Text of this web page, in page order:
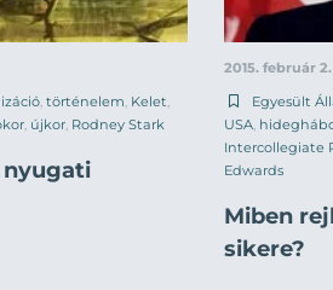
, történelem, Kelet,
, újkor, Rodney Stark
nyugati
2015. február 2.
Egyesült
USA,
Intercollegiate
Edwards
Miben
sikere?